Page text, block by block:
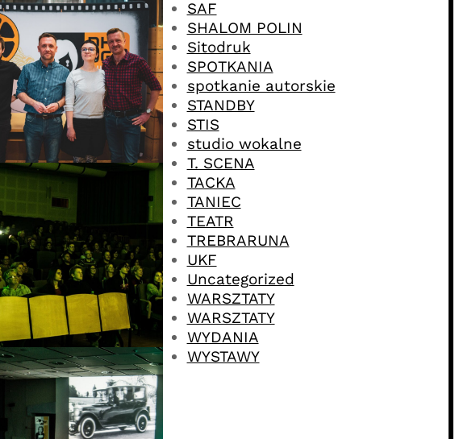
SAF
SHALOM POLIN
Sitodruk
SPOTKANIA
spotkanie autorskie
STANDBY
STIS
studio wokalne
T. SCENA
TACKA
TANIEC
TEATR
TREBRARUNA
UKF
Uncategorized
WARSZTATY
WARSZTATY
WYDANIA
WYSTAWY